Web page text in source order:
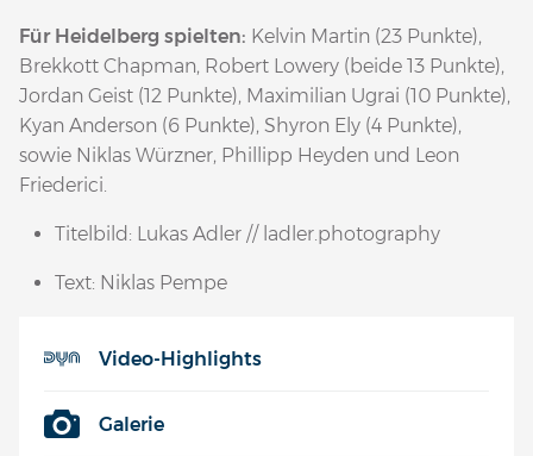
Für Heidelberg spielten: Kelvin Martin (23 Punkte),
Brekkott Chapman, Robert Lowery (beide 13 Punkte),
Jordan Geist (12 Punkte), Maximilian Ugrai (10 Punkte),
Kyan Anderson (6 Punkte), Shyron Ely (4 Punkte),
sowie Niklas Würzner, Phillipp Heyden und Leon
Friederici.
Titelbild: Lukas Adler // ladler.photography
Text: Niklas Pempe
Video-Highlights
Galerie